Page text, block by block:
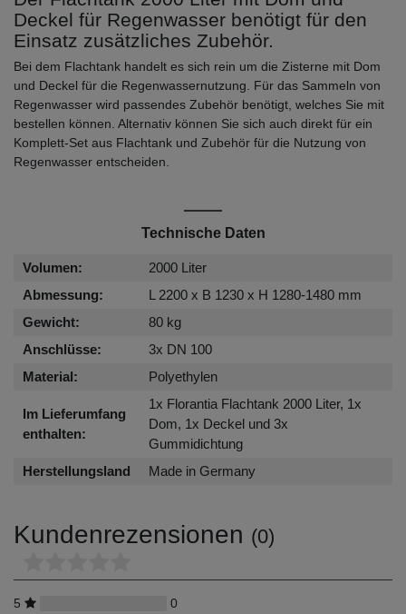
Deckel für Regenwasser benötigt für den
Einsatz zusätzliches Zubehör.
Bei dem Flachtank handelt es sich rein um die Zisterne mit Dom
und Deckel für die Regenwassernutzung. Für das Sammeln von
Regenwasser wird passendes Zubehör benötigt, welches Sie mit
bestellen können. Alternativ können Sie sich auch direkt für ein
Komplett-Set aus Flachtank und Zubehör für die Nutzung von
Regenwasser entscheiden.
Technische Daten
Volumen:
2000 Liter
Abmessung:
L 2200 x B 1230 x H 1280-1480 mm
Gewicht:
80 kg
Anschlüsse:
3x DN 100
Material:
Polyethylen
Im Lieferumfang
enthalten:
1x Florantia Flachtank 2000 Liter, 1x
Dom, 1x Deckel und 3x
Gummidichtung
Herstellungsland
Made in Germany
Kundenrezensionen (0)
5
0